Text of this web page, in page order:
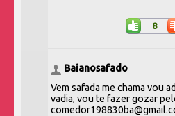
8
Baianosafado
Vem safada me chama vou
vadia, vou te fazer gozar